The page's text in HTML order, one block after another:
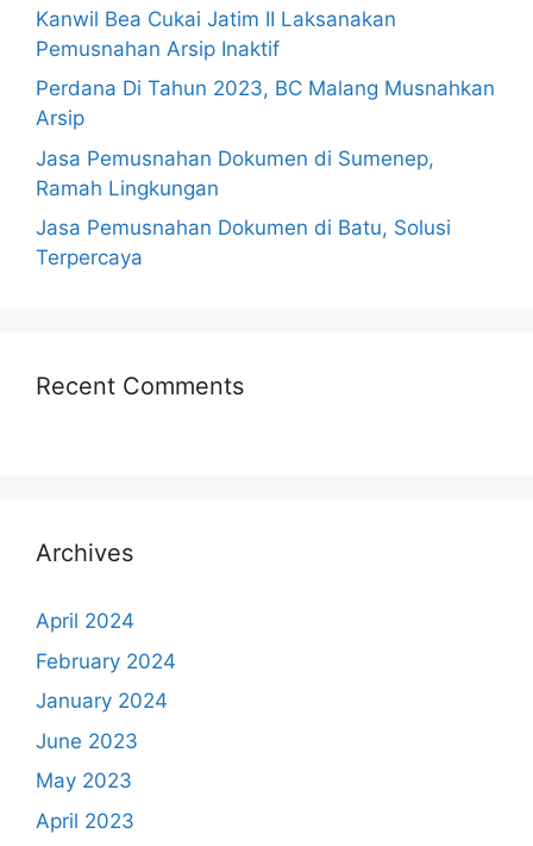
Kanwil Bea Cukai Jatim II Laksanakan
Pemusnahan Arsip Inaktif
Perdana Di Tahun 2023, BC Malang Musnahkan
Arsip
Jasa Pemusnahan Dokumen di Sumenep,
Ramah Lingkungan
Jasa Pemusnahan Dokumen di Batu, Solusi
Terpercaya
Recent Comments
Archives
April 2024
February 2024
January 2024
June 2023
May 2023
April 2023